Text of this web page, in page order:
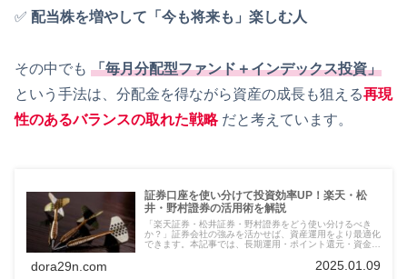
✅ 配当株を増やして「今も将来も」楽しむ人
その中でも 「毎月分配型ファンド＋インデックス投資」
という手法は、分配金を得ながら資産の成長も狙える再現
性のあるバランスの取れた戦略 だと考えています。
証券口座を使い分けて投資効率UP！楽天・松
井・野村證券の活用術を解説
「楽天証券・松井証券・野村證券をどう使い分けるべき
か？」証券会社の強みを活かせば、資産運用をより最適化
できます。本記事では、長期運用・ポイント還元・資金調
説。証券口座を移管するメリットや管理のコツも紹介しま
dora29n.com 2025.01.09